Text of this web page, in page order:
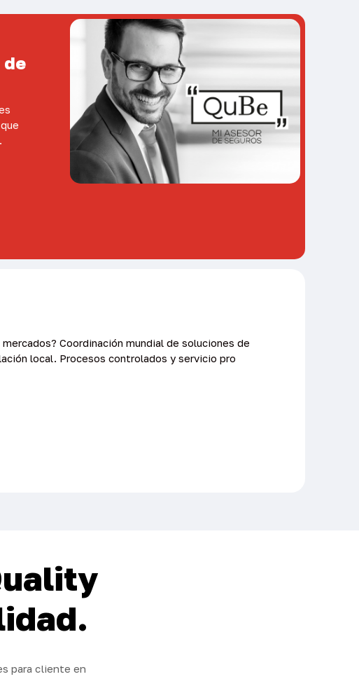
de
Coordinación mundial de soluciones de
local. Procesos controlados y servicio pro
para cliente en